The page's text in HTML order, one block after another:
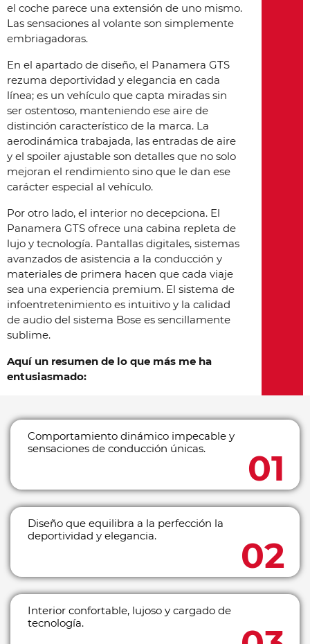
el coche parece una extensión de uno mismo.
Las sensaciones al volante son simplemente
embriagadoras.
En el apartado de diseño, el Panamera GTS
rezuma deportividad y elegancia en cada
línea; es un vehículo que capta miradas sin
ser ostentoso, manteniendo ese aire de
distinción característico de la marca. La
aerodinámica trabajada, las entradas de aire
y el spoiler ajustable son detalles que no solo
mejoran el rendimiento sino que le dan ese
carácter especial al vehículo.
Por otro lado, el interior no decepciona. El
Panamera GTS ofrece una cabina repleta de
lujo y tecnología. Pantallas digitales, sistemas
avanzados de asistencia a la conducción y
materiales de primera hacen que cada viaje
sea una experiencia premium. El sistema de
infoentretenimiento es intuitivo y la calidad
de audio del sistema Bose es sencillamente
sublime.
Aquí un resumen de lo que más me ha
entusiasmado:
Comportamiento dinámico impecable y
sensaciones de conducción únicas.
Diseño que equilibra a la perfección la
deportividad y elegancia.
Interior confortable, lujoso y cargado de
tecnología.